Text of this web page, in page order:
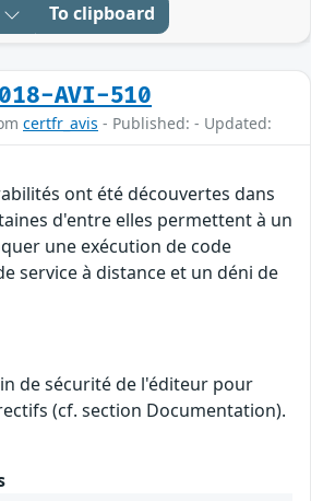
To clipboard
AVI-510
certfr_avis - Published: - Updated:
ont été découvertes dans
d'entre elles permettent à un
une exécution de code
service à distance et un déni de
de sécurité de l'éditeur pour
(cf. section Documentation).